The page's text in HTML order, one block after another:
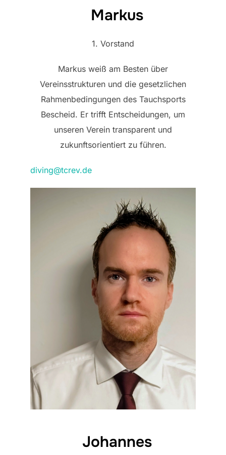
Markus
1. Vorstand
Markus weiß am Besten über
Vereinsstrukturen und die gesetzlichen
Rahmenbedingungen des Tauchsports
Bescheid. Er trifft Entscheidungen, um
unseren Verein transparent und
zukunftsorientiert zu führen.
diving@tcrev.de
Johannes